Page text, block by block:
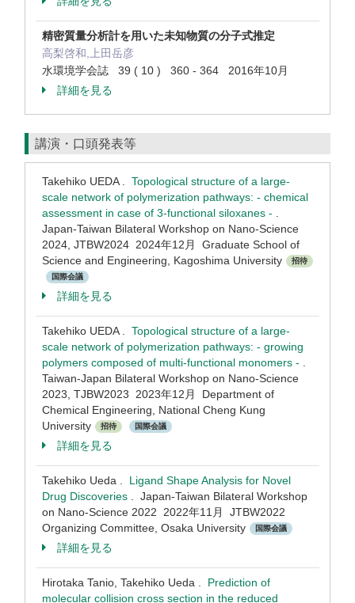
精密質量分析計を用いた未知物質の分子式推定
高梨啓和,上田岳彦
水環境学会誌 39 ( 10 ) 360 - 364 2016年10月
詳細を見る
講演・口頭発表等
Takehiko UEDA . Topological structure of a large-
scale network of polymerization pathways: - chemical
assessment in case of 3-functional siloxanes -
Japan-Taiwan Bilateral Workshop on Nano-Science
2024, JTBW2024 2024年12月 Graduate School of
Science and Engineering, Kagoshima University
招待
国際会議
詳細を見る
Takehiko UEDA . Topological structure of a large-
scale network of polymerization pathways: - growing
polymers composed of multi-functional monomers -
Taiwan-Japan Bilateral Workshop on Nano-Science
2023, TJBW2023 2023年12月 Department of
Chemical Engineering, National Cheng Kung
University
招待 国際会議
詳細を見る
Takehiko Ueda . Ligand Shape Analysis for Novel
Drug Discoveries . Japan-Taiwan Bilateral Workshop
on Nano-Science 2022 2022年11月 JTBW2022
Organizing Committee, Osaka University
国際会議
詳細を見る
Hirotaka Tanio, Takehiko Ueda . Prediction of
molecular collision cross section in the reduced